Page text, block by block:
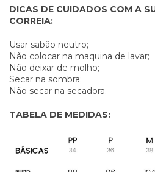
DICAS DE CUIDADOS COM A
CORREIA:
Usar sabão neutro;
Não colocar na maquina de lavar;
Não deixar de molho;
Secar na sombra;
Não secar na secadora.
TABELA DE MEDIDAS: